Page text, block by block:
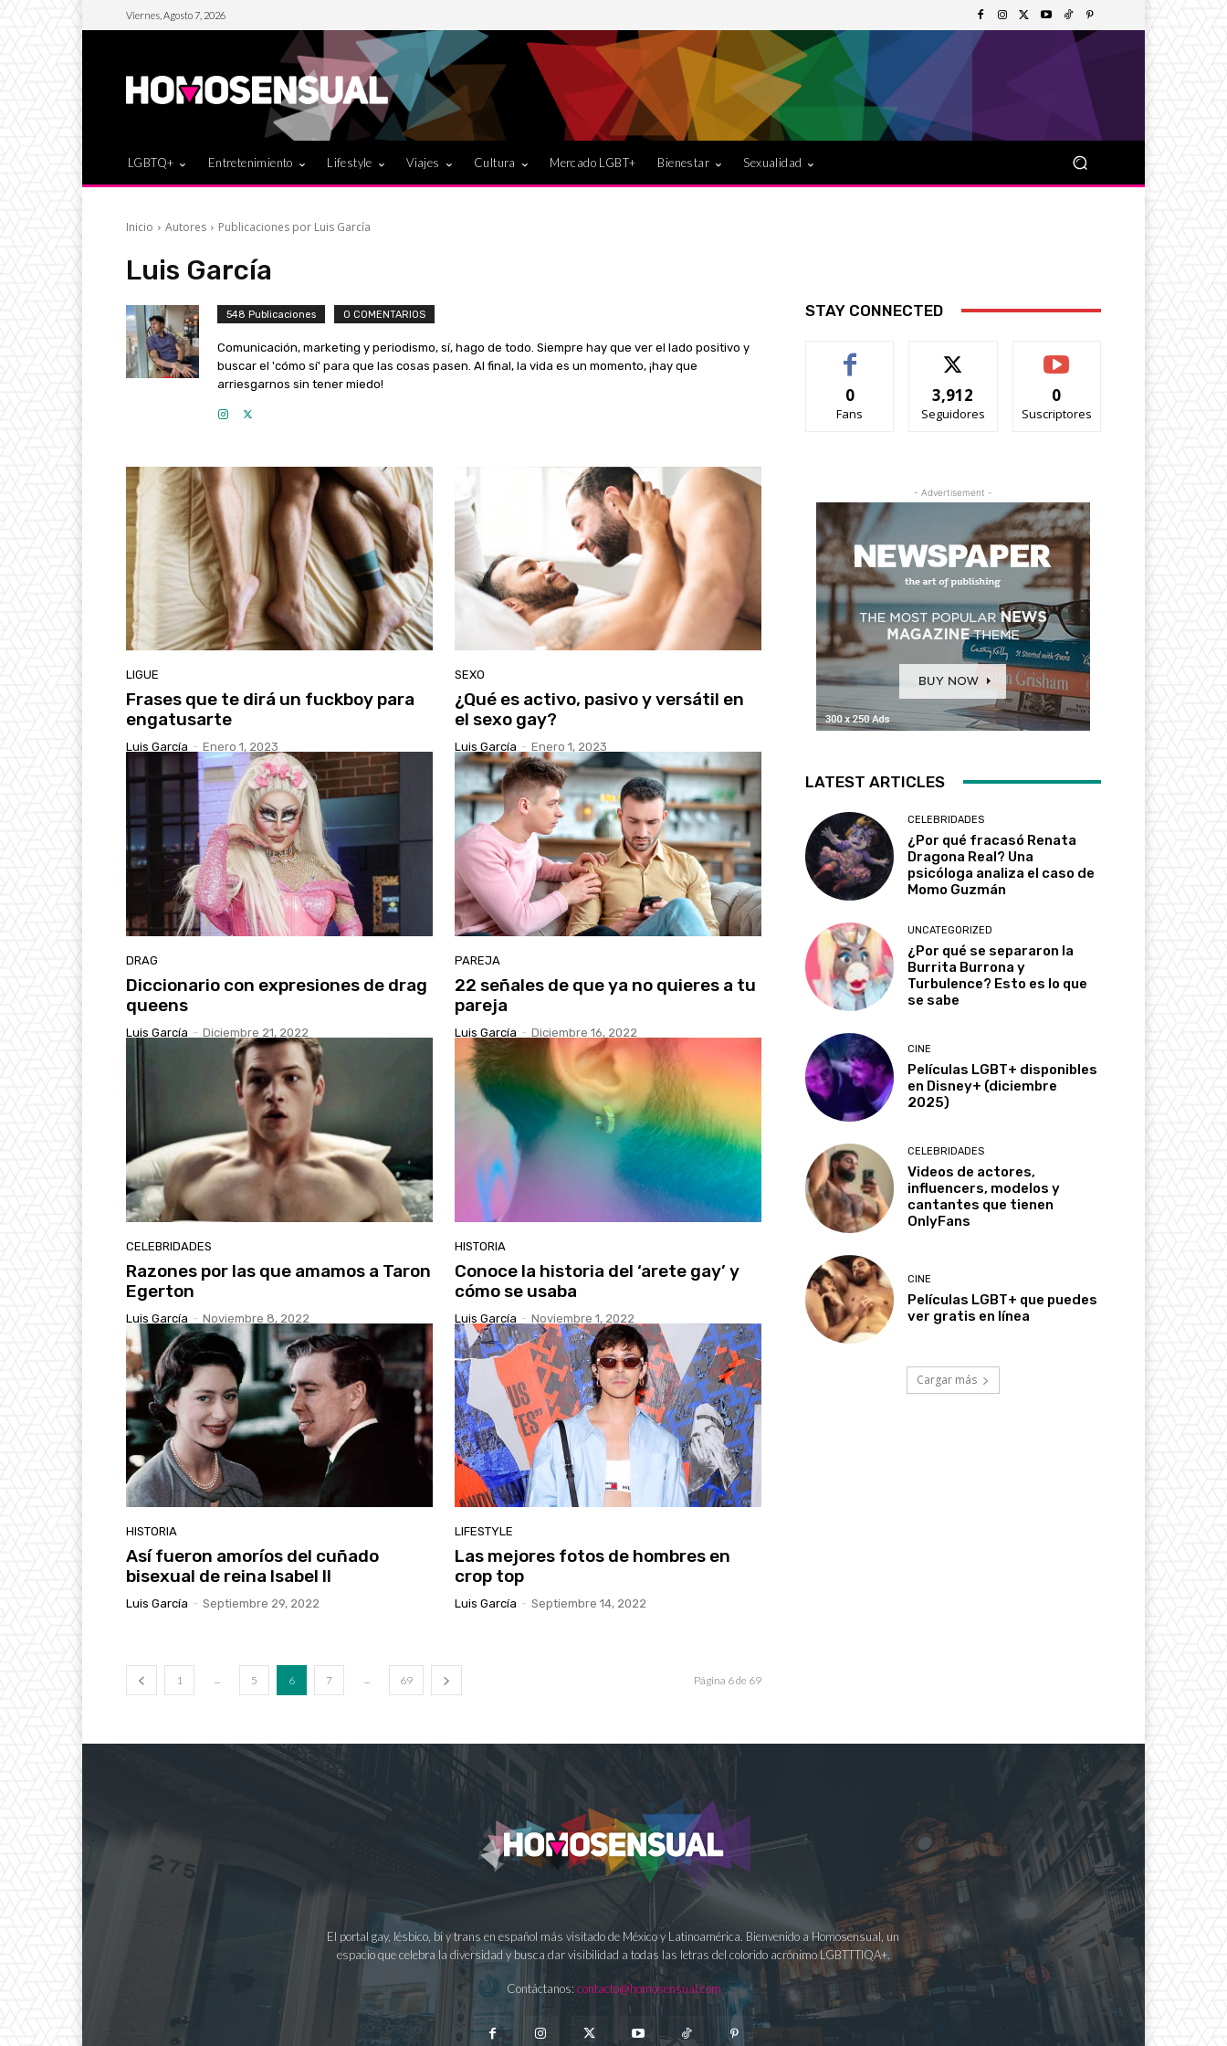
Viernes, Agosto 7, 2026
LGBTQ+ Entretenimiento Lifestyle Viajes Cultura Mercado LGBT+ Bienestar Sexualidad
Inicio Autores Publicaciones por Luis García
Luis García
548 Publicaciones 0 COMENTARIOS
Comunicación, marketing y periodismo, sí, hago de todo. Siempre hay que ver el lado positivo y
buscar el 'cómo sí' para que las cosas pasen. Al final, la vida es un momento, ¡hay que
arriesgarnos sin tener miedo!
LIGUE
Frases que te dirá un fuckboy para
engatusarte
Luis García - Enero 1, 2023
SEXO
¿Qué es activo, pasivo y versátil en
el sexo gay?
Luis García - Enero 1, 2023
DRAG
Diccionario con expresiones de drag
queens
Luis García - Diciembre 21, 2022
PAREJA
22 señales de que ya no quieres a tu
pareja
Luis García - Diciembre 16, 2022
CELEBRIDADES
Razones por las que amamos a Taron
Egerton
Luis García - Noviembre 8, 2022
HISTORIA
Conoce la historia del ‘arete gay’ y
cómo se usaba
Luis García - Noviembre 1, 2022
HISTORIA
Así fueron amoríos del cuñado
bisexual de reina Isabel II
Luis García - Septiembre 29, 2022
LIFESTYLE
Las mejores fotos de hombres en
crop top
Luis García - Septiembre 14, 2022
1 ... 5 6 7 ... 69 Página 6 de 69
STAY CONNECTED
0
Fans
3,912
Seguidores
0
Suscriptores
- Advertisement -
LATEST ARTICLES
CELEBRIDADES
¿Por qué fracasó Renata
Dragona Real? Una
psicóloga analiza el caso de
Momo Guzmán
UNCATEGORIZED
¿Por qué se separaron la
Burrita Burrona y
Turbulence? Esto es lo que
se sabe
CINE
Películas LGBT+ disponibles
en Disney+ (diciembre
2025)
CELEBRIDADES
Videos de actores,
influencers, modelos y
cantantes que tienen
OnlyFans
CINE
Películas LGBT+ que puedes
ver gratis en línea
Cargar más
El portal gay, lésbico, bi y trans en español más visitado de México y Latinoamérica. Bienvenido a Homosensual, un
espacio que celebra la diversidad y busca dar visibilidad a todas las letras del colorido acrónimo LGBTTTIQA+.
Contáctanos: contacto@homosensual.com